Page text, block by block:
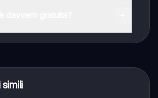
che consente di studiare senza